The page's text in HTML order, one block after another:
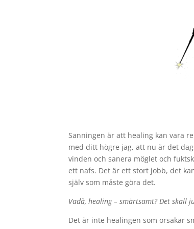
Sanningen är att healing kan vara
med ditt högre jag, att nu är det
vinden och sanera möglet och
ett nafs. Det är ett stort jobb, det
själv som måste göra det.
Vadå, healing – smärtsamt? Det
Det är inte healingen som orsakar